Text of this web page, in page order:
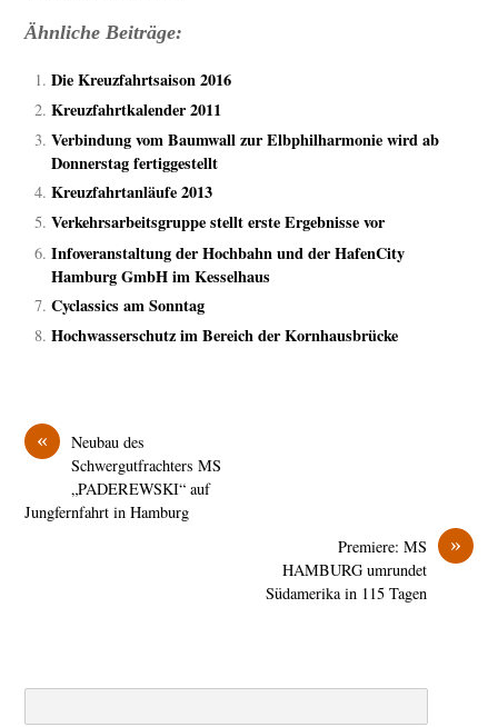
Ähnliche Beiträge:
Die Kreuzfahrtsaison 2016
Kreuzfahrtkalender 2011
Verbindung vom Baumwall zur Elbphilharmonie wird ab
Donnerstag fertiggestellt
Kreuzfahrtanläufe 2013
Verkehrsarbeitsgruppe stellt erste Ergebnisse vor
Infoveranstaltung der Hochbahn und der HafenCity
Hamburg GmbH im Kesselhaus
Cyclassics am Sonntag
Hochwasserschutz im Bereich der Kornhausbrücke
«
Neubau des
Schwergutfrachters MS
„PADEREWSKI“ auf
Jungfernfahrt in Hamburg
»
Premiere: MS
HAMBURG umrundet
Südamerika in 115 Tagen